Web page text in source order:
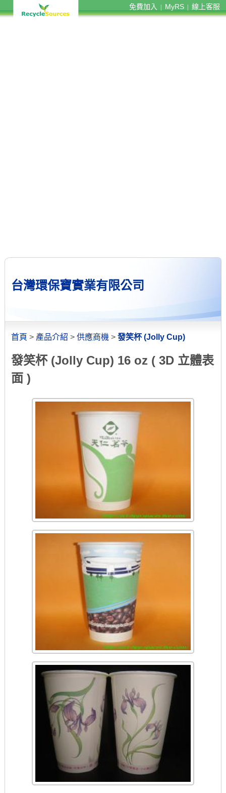
免費加入 MyRS 線上客服
台灣環保寶實業有限公司
首頁 > 產品介紹 > 供應商機 > 發笑杯 (Jolly Cup)
發笑杯 (Jolly Cup) 16 oz ( 3D 立體表
面 )